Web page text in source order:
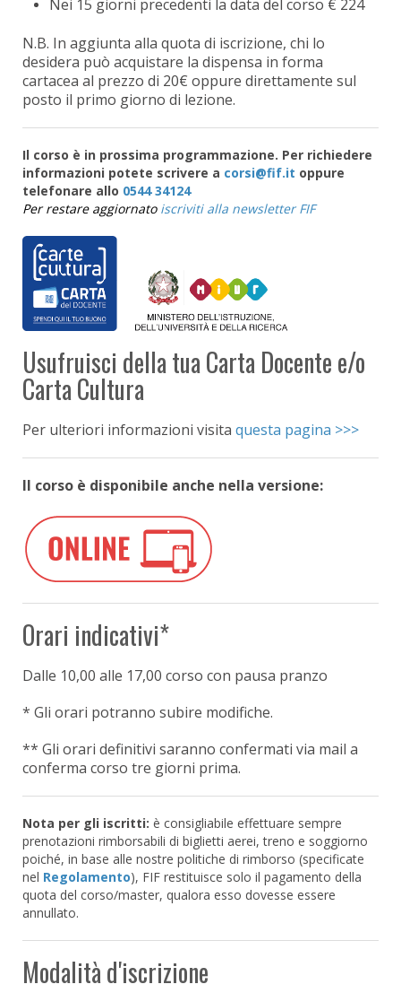
Nei 15 giorni precedenti la data del corso € 224
N.B. In aggiunta alla quota di iscrizione, chi lo
desidera può acquistare la dispensa in forma
cartacea al prezzo di 20€ oppure direttamente sul
posto il primo giorno di lezione.
Il corso è in prossima programmazione. Per richiedere
informazioni potete scrivere a
oppure
telefonare allo 0544 34124
Per restare aggiornato iscriviti alla newsletter FIF
Usufruisci della tua Carta Docente e/o
Carta Cultura
Per ulteriori informazioni visita questa pagina >>>
Il corso è disponibile anche nella versione:
Orari indicativi*
Dalle 10,00 alle 17,00 corso con pausa pranzo
* Gli orari potranno subire modifiche.
** Gli orari definitivi saranno confermati via mail a
conferma corso tre giorni prima.
Nota per gli iscritti: è consigliabile effettuare sempre
prenotazioni rimborsabili di biglietti aerei, treno e soggiorno
poiché, in base alle nostre politiche di rimborso (specificate
nel Regolamento), FIF restituisce solo il pagamento della
quota del corso/master, qualora esso dovesse essere
annullato.
Modalità d'iscrizione